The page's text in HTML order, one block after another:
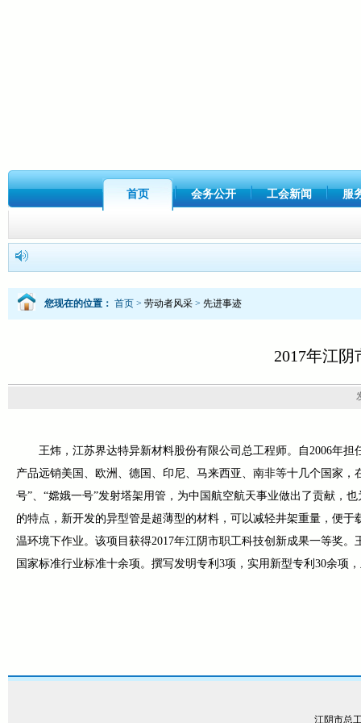
首页 会务公开 工会新闻 服
您现在的位置： 首页 > 劳动者风采 > 先进事迹
2017年江
王炜，江苏界达特异新材料股份有限公司总工程师。自2006年
产品远销美国、欧洲、德国、印尼、马来西亚、南非等十几个国家
号”、“嫦娥一号”发射塔架用管，为中国航空航天事业做出了贡献，
的特点，新开发的异型管是超薄型的材料，可以减轻井架重量，便
温环境下作业。该项目获得2017年江阴市职工科技创新成果一等奖
国家标准行业标准十余项。撰写发明专利3项，实用新型专利30余项
江阴市总